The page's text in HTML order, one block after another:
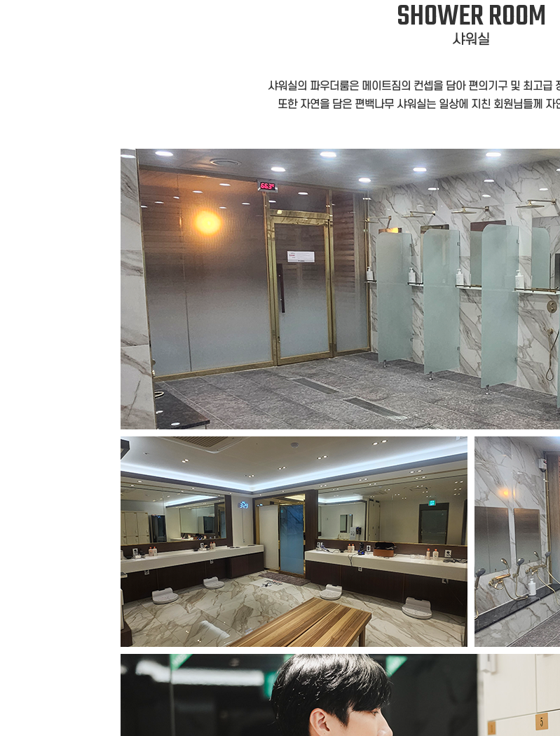
SHOWER ROOM
샤워실
샤워실의 파우더룸은 메이트짐의 컨셉을 담아 편의기구 및 최고급
또한 자연을 담은 편백나무 샤워실는 일상에 지친 회원님들께 자